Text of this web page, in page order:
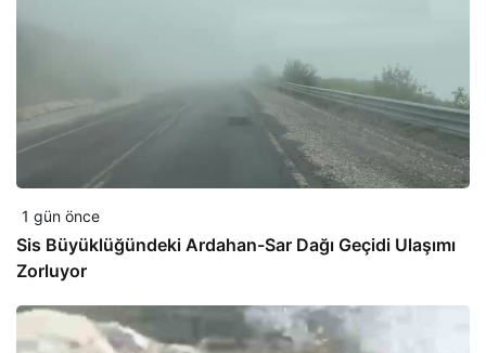
1 gün önce
Sis Büyüklüğündeki Ardahan-Sar Dağı Geçidi Ulaşımı
Zorluyor